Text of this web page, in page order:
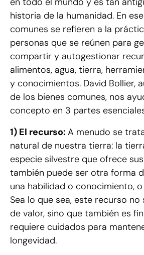
historia de la humanidad. En
comunes se refieren a la
personas que se reúnen para
compartir y autogestionar
alimentos, agua, tierra,
y conocimientos. David Bollier,
de los bienes comunes, nos
concepto en 3 partes
1) El recurso: A menudo se
natural de nuestra tierra: la
especie silvestre que ofrece
también puede ser otra forma
una habilidad o conocimiento,
Sea lo que sea, este recurso
de valor, sino que también es
requiere cuidados para
longevidad.